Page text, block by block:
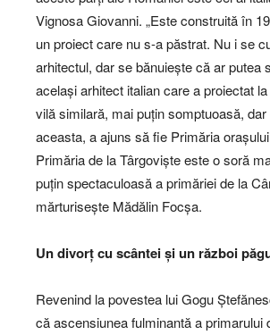
Vignosa Giovanni. „Este construită în
un proiect care nu s-a păstrat. Nu i se
arhitectul, dar se bănuiește că ar putea
același arhitect italian care a proiectat
vilă similară, mai puțin somptuoasă,
aceasta, a ajuns să fie Primăria
Primăria de la Târgoviște este o soră
puțin spectaculoasă a primăriei de la
mărturisește Mădălin Focșa.
Un divorț cu scântei și un război
Revenind la povestea lui Gogu
că ascensiunea fulminantă a primarului